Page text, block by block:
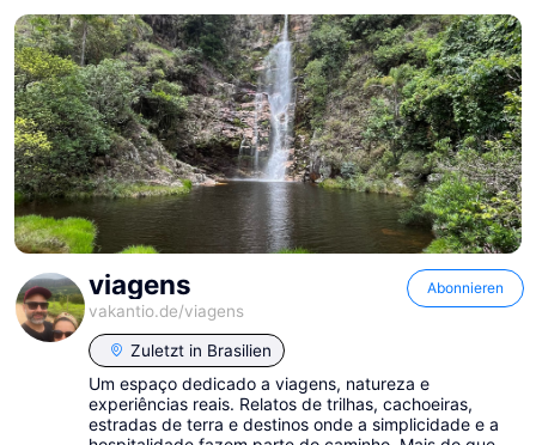
viagens
vakantio.de/viagens
Abonnieren
Zuletzt in Brasilien
Um espaço dedicado a viagens, natureza e
experiências reais. Relatos de trilhas, cachoeiras,
estradas de terra e destinos onde a simplicidade e a